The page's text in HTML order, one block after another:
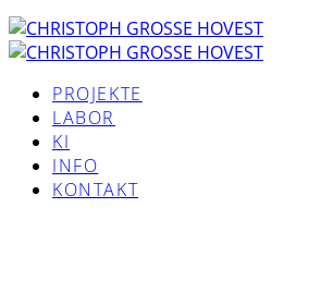
PROJEKTE
LABOR
KI
INFO
KONTAKT